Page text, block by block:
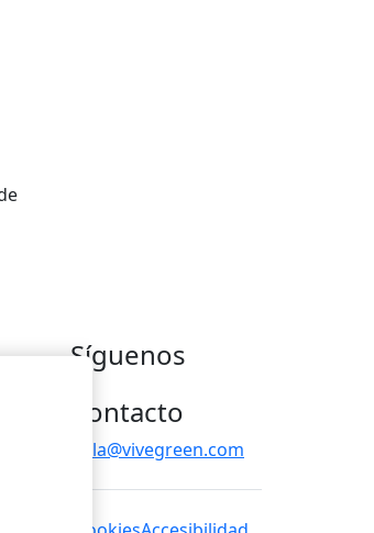
Síguenos
Contacto
hola@vivegreen.com